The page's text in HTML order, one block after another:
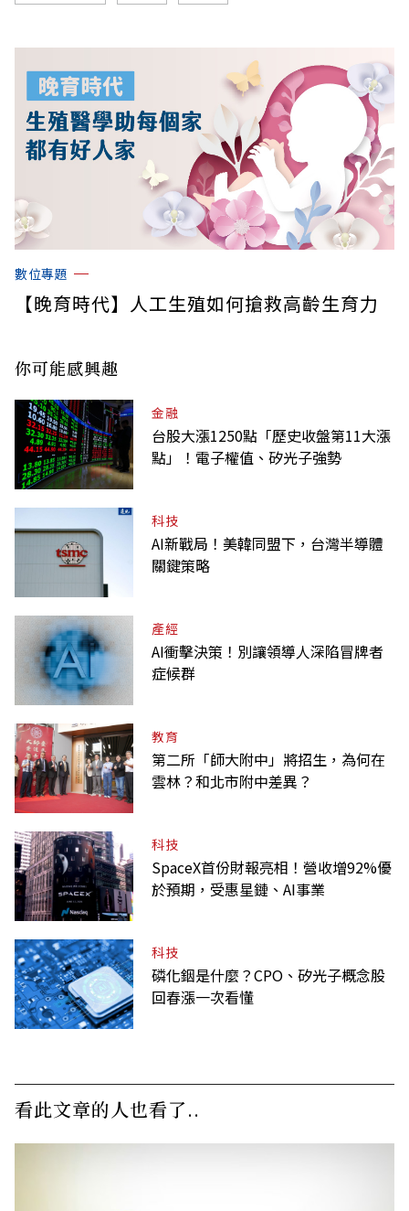
數位專題
【晚育時代】人工生殖如何搶救高齡生育力
你可能感興趣
金融
台股大漲1250點「歷史收盤第11大漲
點」！電子權值、矽光子強勢
科技
AI新戰局！美韓同盟下，台灣半導體
關鍵策略
產經
AI衝擊決策！別讓領導人深陷冒牌者
症候群
教育
第二所「師大附中」將招生，為何在
雲林？和北市附中差異？
科技
SpaceX首份財報亮相！營收增92%優
於預期，受惠星鏈、AI事業
科技
磷化銦是什麼？CPO、矽光子概念股
回春漲一次看懂
看此文章的人也看了..